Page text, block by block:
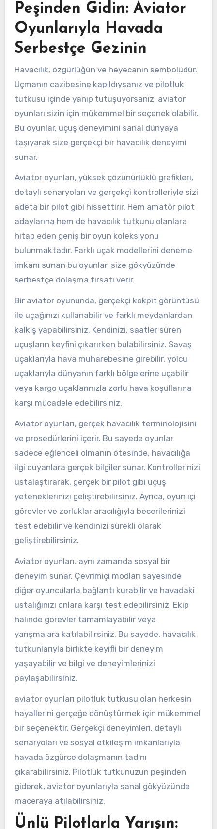
Peşinden Gidin: Aviator
Oyunlarıyla Havada
Serbestçe Gezinin
Havacılık, özgürlüğün ve heyecanın sembolüdür.
Uçmanın cazibesine kapıldıysanız ve pilotluk
tutkusu içinde yanıp tutuşuyorsanız, aviator
oyunları sizin için mükemmel bir seçenek olabilir.
Bu oyunlar, uçuş deneyimini sanal dünyaya
taşıyarak size gerçekçi bir havacılık deneyimi
sunar.
Aviator oyunları, yüksek çözünürlüklü grafikleri,
detaylı senaryoları ve gerçekçi kontrolleriyle sizi
adeta bir pilot gibi hissettirir. Hem amatör pilot
adaylarına hem de havacılık tutkunu olanlara
hitap eden geniş bir oyun koleksiyonu
bulunmaktadır. Farklı uçak modellerini deneme
imkanı sunan bu oyunlar, size gökyüzünde
serbestçe dolaşma fırsatı verir.
Bir aviator oyununda, gerçekçi kokpit görüntüsü
ile uçağınızı kullanabilir ve farklı meydanlardan
kalkış yapabilirsiniz. Kendinizi, saatler süren
uçuşların keyfini çıkarırken bulabilirsiniz. Savaş
uçaklarıyla hava muharebesine girebilir, yolcu
uçaklarıyla dünyanın farklı bölgelerine uçabilir
veya kargo uçaklarınızla zorlu hava koşullarına
karşı mücadele edebilirsiniz.
Aviator oyunları, gerçek havacılık terminolojisini
ve prosedürlerini içerir. Bu sayede oyunlar
sadece eğlenceli olmanın ötesinde, havacılığa
ilgi duyanlara gerçek bilgiler sunar. Kontrollerinizi
ustalaştırarak, gerçek bir pilot gibi uçuş
yeteneklerinizi geliştirebilirsiniz. Ayrıca, oyun içi
görevler ve zorluklar aracılığıyla becerilerinizi
test edebilir ve kendinizi sürekli olarak
geliştirebilirsiniz.
Aviator oyunları, aynı zamanda sosyal bir
deneyim sunar. Çevrimiçi modları sayesinde
diğer oyuncularla bağlantı kurabilir ve havadaki
ustalığınızı onlara karşı test edebilirsiniz. Ekip
halinde görevler tamamlayabilir veya
yarışmalara katılabilirsiniz. Bu sayede, havacılık
tutkunlarıyla birlikte keyifli bir deneyim
yaşayabilir ve bilgi ve deneyimlerinizi
paylaşabilirsiniz.
aviator oyunları pilotluk tutkusu olan herkesin
hayallerini gerçeğe dönüştürmek için mükemmel
bir seçenektir. Gerçekçi deneyimleri, detaylı
senaryoları ve sosyal etkileşim imkanlarıyla
havada özgürce dolaşmanın tadını
çıkarabilirsiniz. Pilotluk tutkunuzun peşinden
giderek, aviator oyunlarıyla sanal gökyüzünde
maceraya atılabilirsiniz.
Ünlü Pilotlarla Yarışın: